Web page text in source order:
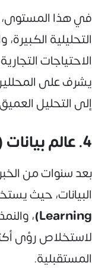
في هذا المستوى،
التحليلية
الاحتياجات
يشرف على
إلى التحليل العميق
4. عالم بيانات (Data Scientist)
بعد سنوات من
البيانات، حيث
Learning) ،
لاستخلاص رؤى
المستقبلية.